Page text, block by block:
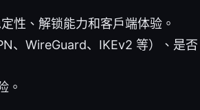
性、解锁能力和客户端体验。
、WireGuard、IKEv2 等）、是否
。